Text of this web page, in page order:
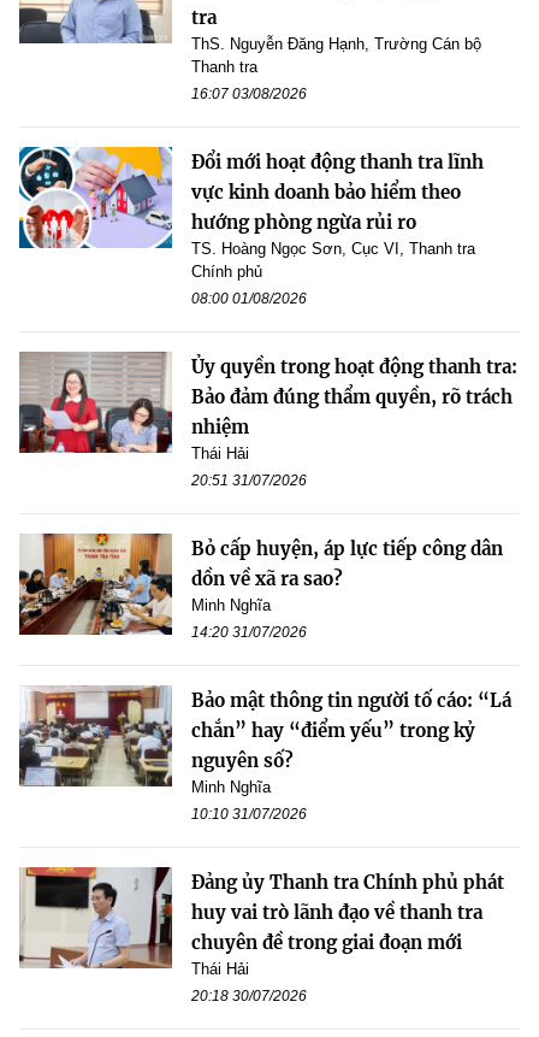
tra
ThS. Nguyễn Đăng Hạnh, Trường Cán bộ
Thanh tra
16:07 03/08/2026
Đổi mới hoạt động thanh tra lĩnh
vực kinh doanh bảo hiểm theo
hướng phòng ngừa rủi ro
TS. Hoàng Ngọc Sơn, Cục VI, Thanh tra
Chính phủ
08:00 01/08/2026
Ủy quyền trong hoạt động thanh tra:
Bảo đảm đúng thẩm quyền, rõ trách
nhiệm
Thái Hải
20:51 31/07/2026
Bỏ cấp huyện, áp lực tiếp công dân
dồn về xã ra sao?
Minh Nghĩa
14:20 31/07/2026
Bảo mật thông tin người tố cáo: “Lá
chắn” hay “điểm yếu” trong kỷ
nguyên số?
Minh Nghĩa
10:10 31/07/2026
Đảng ủy Thanh tra Chính phủ phát
huy vai trò lãnh đạo về thanh tra
chuyên đề trong giai đoạn mới
Thái Hải
20:18 30/07/2026